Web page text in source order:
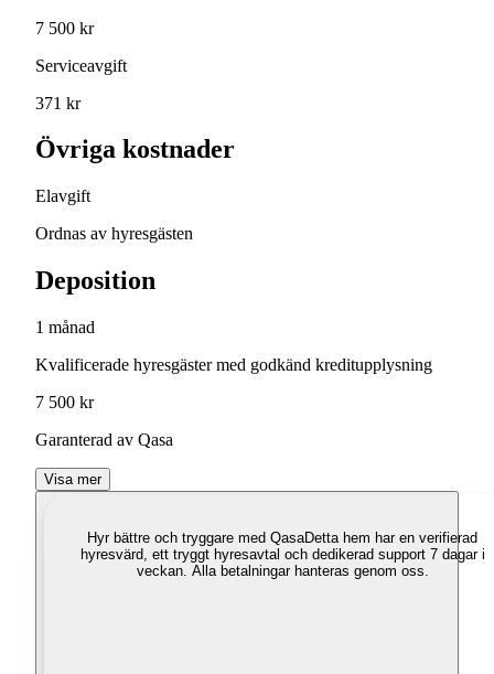
7 500 kr
Serviceavgift
371 kr
Övriga kostnader
Elavgift
Ordnas av hyresgästen
Deposition
1 månad
Kvalificerade hyresgäster med godkänd kreditupplysning
7 500 kr
Garanterad av Qasa
Visa mer
Hyr bättre och tryggare med QasaDetta hem har en verifierad
hyresvärd, ett tryggt hyresavtal och dedikerad support 7 dagar i
veckan. Alla betalningar hanteras genom oss.